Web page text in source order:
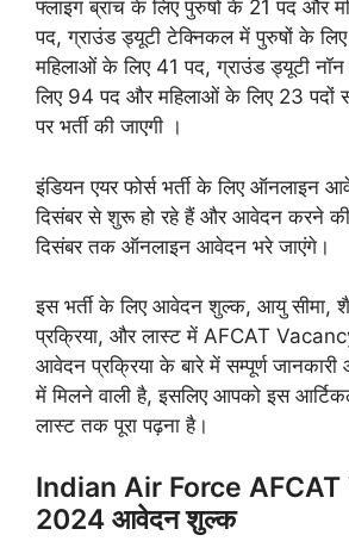
फ्लाइंग ब्रांच के लिए पुरुषों के 21 पद और
पद, ग्राउंड ड्यूटी टेक्निकल में पुरुषों के
महिलाओं के लिए 41 पद, ग्राउंड ड्यूटी
लिए 94 पद और महिलाओं के लिए 23
पर भर्ती की जाएगी ।
इंडियन एयर फोर्स भर्ती के लिए ऑनलाइन
दिसंबर से शुरू हो रहे हैं और आवेदन करने की
दिसंबर तक ऑनलाइन आवेदन भरे जाएंगे।
इस भर्ती के लिए आवेदन शुल्क, आयु सीमा,
प्रक्रिया, और लास्ट में AFCAT
आवेदन प्रक्रिया के बारे में सम्पूर्ण
में मिलने वाली है, इसलिए आपको इस
लास्ट तक पूरा पढ़ना है।
Indian Air Force
2024 आवेदन शुल्क